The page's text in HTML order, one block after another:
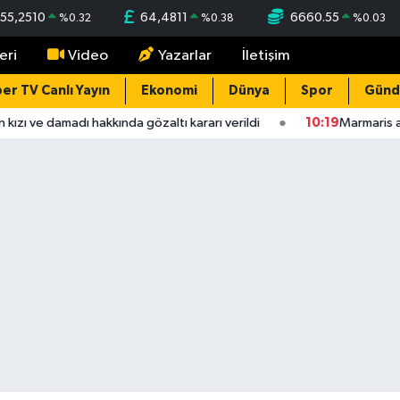
55,2510 %0.32 64,4811 %0.38 6660.55 %0.03
Video Yazarlar İletişim
TV Canlı Yayın Ekonomi Dünya Spor
ve damadı hakkında gözaltı kararı verildi 10:19Marmaris